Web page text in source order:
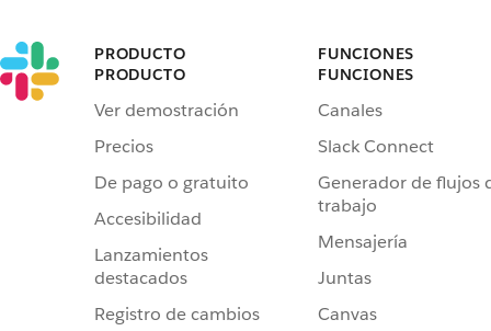
PRODUCTO
PRODUCTO
Ver demostración
Precios
De pago o gratuito
Accesibilidad
Lanzamientos
destacados
Registro de cambios
FUNCIONES
FUNCIONES
Canales
Slack Connect
Generador de flujos
trabajo
Mensajería
Juntas
Canvas